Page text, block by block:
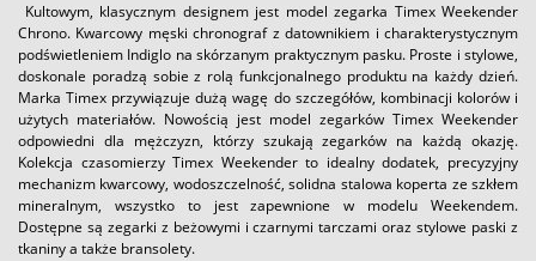
Kultowym, klasycznym designem jest model zegarka Timex Weekender
Chrono. Kwarcowy męski chronograf z datownikiem i charakterystycznym
podświetleniem Indiglo na skórzanym praktycznym pasku. Proste i stylowe,
doskonale poradzą sobie z rolą funkcjonalnego produktu na każdy dzień.
Marka Timex przywiązuje dużą wagę do szczegółów, kombinacji kolorów i
użytych materiałów. Nowością jest model zegarków Timex Weekender
odpowiedni dla mężczyzn, którzy szukają zegarków na każdą okazję.
Kolekcja czasomierzy Timex Weekender to idealny dodatek, precyzyjny
mechanizm kwarcowy, wodoszczelność, solidna stalowa koperta ze szkłem
mineralnym, wszystko to jest zapewnione w modelu Weekendem.
Dostępne są zegarki z beżowymi i czarnymi tarczami oraz stylowe paski z
tkaniny a także bransolety.